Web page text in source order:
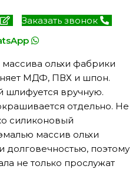
Заказать звонок
ольхи фабрики
МДФ, ПВХ и шпон.
вручную.
отдельно. Не
силиконовый
массив ольхи
долговечностью, поэтому
не только прослужат